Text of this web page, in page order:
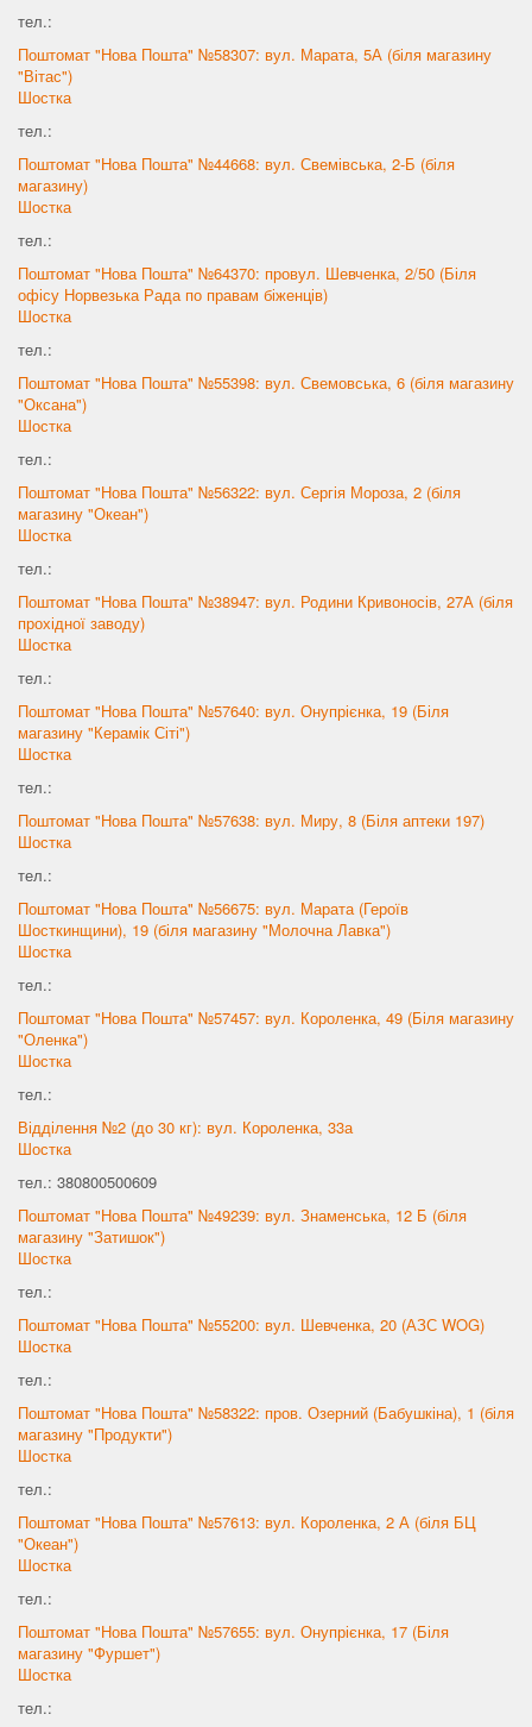
тел.:
Поштомат "Нова Пошта" №58307: вул. Марата, 5А (біля магазину
"Вітас")
Шостка
тел.:
Поштомат "Нова Пошта" №44668: вул. Свемівська, 2-Б (біля
магазину)
Шостка
тел.:
Поштомат "Нова Пошта" №64370: провул. Шевченка, 2/50 (Біля
офісу Норвезька Рада по правам біженців)
Шостка
тел.:
Поштомат "Нова Пошта" №55398: вул. Свемовська, 6 (біля магазину
"Оксана")
Шостка
тел.:
Поштомат "Нова Пошта" №56322: вул. Сергія Мороза, 2 (біля
магазину "Океан")
Шостка
тел.:
Поштомат "Нова Пошта" №38947: вул. Родини Кривоносів, 27А (біля
прохідної заводу)
Шостка
тел.:
Поштомат "Нова Пошта" №57640: вул. Онупрієнка, 19 (Біля
магазину "Керамік Сіті")
Шостка
тел.:
Поштомат "Нова Пошта" №57638: вул. Миру, 8 (Біля аптеки 197)
Шостка
тел.:
Поштомат "Нова Пошта" №56675: вул. Марата (Героїв
Шосткинщини), 19 (біля магазину "Молочна Лавка")
Шостка
тел.:
Поштомат "Нова Пошта" №57457: вул. Короленка, 49 (Біля магазину
"Оленка")
Шостка
тел.:
Відділення №2 (до 30 кг): вул. Короленка, 33а
Шостка
тел.: 380800500609
Поштомат "Нова Пошта" №49239: вул. Знаменська, 12 Б (біля
магазину "Затишок")
Шостка
тел.:
Поштомат "Нова Пошта" №55200: вул. Шевченка, 20 (АЗС WOG)
Шостка
тел.:
Поштомат "Нова Пошта" №58322: пров. Озерний (Бабушкіна), 1 (біля
магазину "Продукти")
Шостка
тел.:
Поштомат "Нова Пошта" №57613: вул. Короленка, 2 А (біля БЦ
"Океан")
Шостка
тел.:
Поштомат "Нова Пошта" №57655: вул. Онупрієнка, 17 (Біля
магазину "Фуршет")
Шостка
тел.: